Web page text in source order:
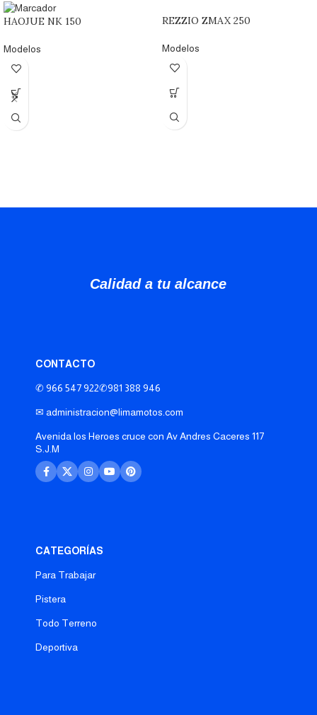
HAOJUE NK 150
Modelos
REZZIO ZMAX 250
Modelos
Calidad a tu alcance
CONTACTO
✆ 966 547 922✆981 388 946
✉ administracion@limamotos.com
Avenida los Heroes cruce con Av Andres Caceres 117
S.J.M
CATEGORÍAS
Para Trabajar
Pistera
Todo Terreno
Deportiva